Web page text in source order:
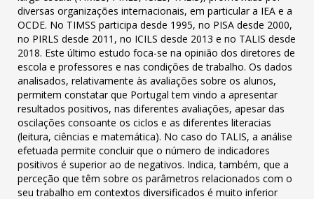
diversas organizações internacionais, em particular a IEA e a
OCDE. No TIMSS participa desde 1995, no PISA desde 2000,
no PIRLS desde 2011, no ICILS desde 2013 e no TALIS desde
2018. Este último estudo foca-se na opinião dos diretores de
escola e professores e nas condições detrabalho. Os dados
analisados, relativamente às avaliações sobre os alunos,
permitem constatar que Portugal tem vindo a apresentar
resultados positivos, nas diferentes avaliações, apesar das
oscilações consoante os ciclos e as diferentes literacias
(leitura, ciências e matemática). No caso do TALIS, a análise
efetuada permite concluir que o número de indicadores
positivos é superior ao de negativos. Indica, também, que a
perceção que têm sobre os parâmetros relacionados com o
seu trabalho em contextos diversificados é muito inferior